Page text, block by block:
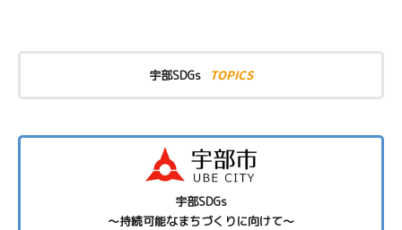
宇部SDGs TOPICS
宇部SDGs
～持続可能なまちづくりに向けて～